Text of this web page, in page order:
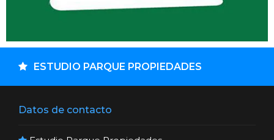
ESTUDIO PARQUE PROPIEDADES
Datos de contacto